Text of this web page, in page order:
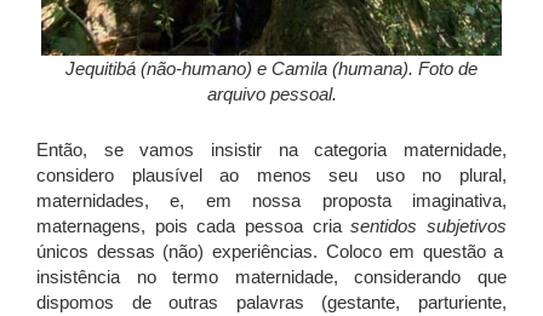
Jequitibá (não-humano) e Camila (humana). Foto de
arquivo pessoal.
Então, se vamos insistir na categoria maternidade,
considero plausível ao menos seu uso no plural,
maternidades, e, em nossa proposta imaginativa,
maternagens, pois cada pessoa criasentidos subjetivos
únicos dessas (não) experiências. Coloco em questão a
insistência no termo maternidade, considerando que
dispomos de outras palavras (gestante, parturiente,